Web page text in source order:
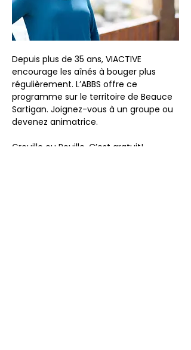
Depuis plus de 35 ans, VIACTIVE
encourage les aînés à bouger plus
régulièrement. L’ABBS offre ce
programme sur le territoire de Beauce
Sartigan. Joignez-vous à un groupe ou
devenez animatrice.
Grouille ou Rouille. C’est gratuit!